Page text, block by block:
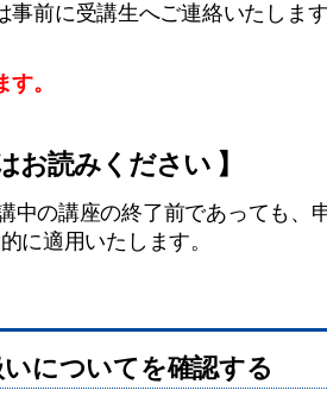
前に受講生へご連絡いたしま
。
お読みください 】
中の講座の終了前であっても、
に適用いたします。
についてを確認する